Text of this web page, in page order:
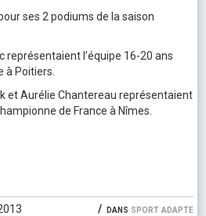
dans sport adapte
ses 2 podiums de la saison
représentaient l’équipe 16-20 ans
à Poitiers.
et Aurélie Chantereau représentaient
de France à Nîmes.